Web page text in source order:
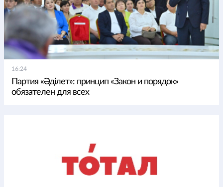
16:24
Партия «Әділет»: принцип «Закон и порядок»
обязателен для всех